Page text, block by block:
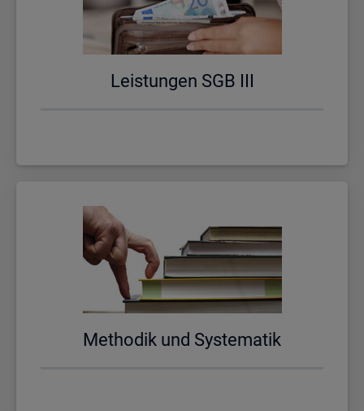
Leis­tun­gen SGB III
Me­tho­dik und Sys­te­ma­tik